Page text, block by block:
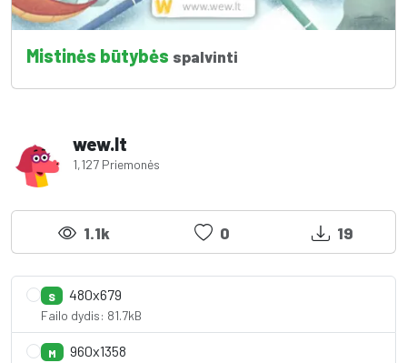
Mistinės būtybės spalvinti
wew.lt
1,127 Priemonės
1.1k 0 19
S 480x679
Failo dydis: 81.7kB
M 960x1358